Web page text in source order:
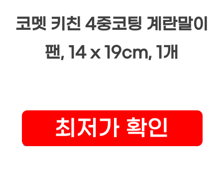
코멧 키친 4중코팅 계란말이
팬, 14 x 19cm, 1개